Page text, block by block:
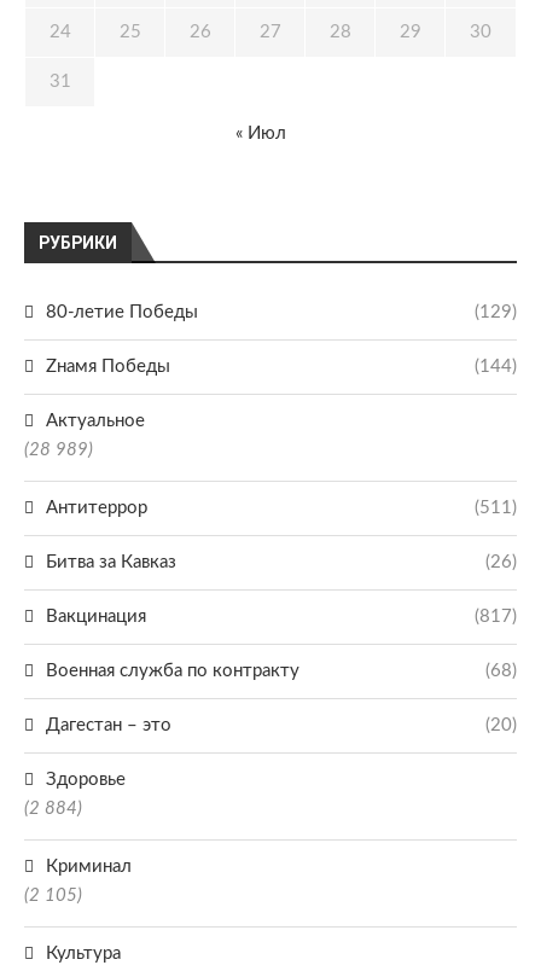
РУБРИКИ
80-летие Победы (129)
Zнамя Победы (144)
Актуальное
(28 989)
Антитеррор (511)
Битва за Кавказ (26)
Вакцинация (817)
Военная служба по контракту (68)
Дагестан – это (20)
Здоровье
(2 884)
Криминал
(2 105)
Культура
24 25 26 27 28 29 30
31
« Июл